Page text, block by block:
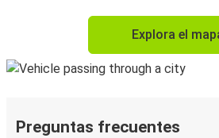
Explora el
Preguntas frecuentes